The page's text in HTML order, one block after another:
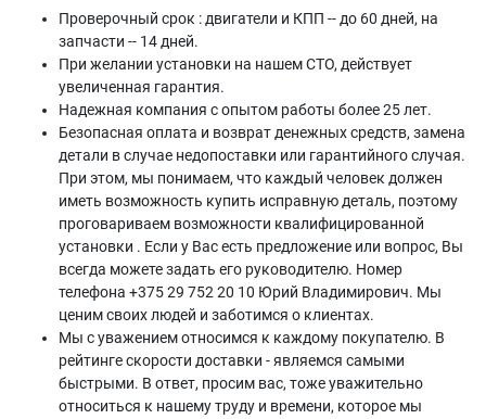
Проверочный срок : двигатели и КПП -- до 60 дней, на
запчасти -- 14 дней.
При желании установки на нашем СТО, действует
увеличенная гарантия.
Надежная компания с опытом работы более 25 лет.
Безопасная оплата и возврат денежных средств, замена
детали в случае недопоставки или гарантийного случая.
При этом, мы понимаем, что каждый человек должен
иметь возможность купить исправную деталь, поэтому
проговариваем возможности квалифицированной
установки . Если у Вас есть предложение или вопрос, Вы
всегда можете задать его руководителю. Номер
телефона +375 29 752 20 10 Юрий Владимирович. Мы
ценим своих людей и заботимся о клиентах.
Мы с уважением относимся к каждому покупателю. В
рейтинге скорости доставки - являемся самыми
быстрыми. В ответ, просим вас, тоже уважительно
относиться к нашему труду и времени, которое мы